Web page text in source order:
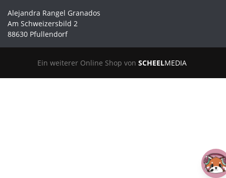
Alejandra Rangel Granados
Am Schweizersbild 2
88630 Pfullendorf
Ein weiterer Online Shop von SCHEELMEDIA